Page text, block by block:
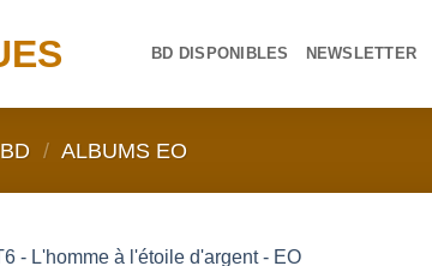
BD DISPONIBLES NEWSLETTER
BD / ALBUMS EO